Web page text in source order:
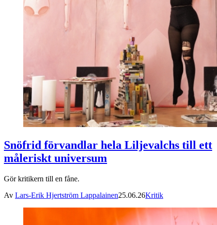
Snöfrid förvandlar hela Liljevalchs till ett
måleriskt universum
Gör kritikern till en fåne.
Av Lars-Erik Hjertström Lappalainen25.06.26Kritik